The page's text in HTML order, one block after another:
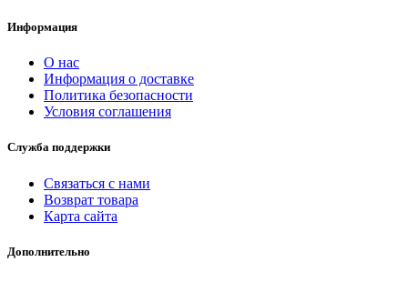
Информация
О нас
Информация о доставке
Политика безопасности
Условия соглашения
Служба поддержки
Связаться с нами
Возврат товара
Карта сайта
Дополнительно